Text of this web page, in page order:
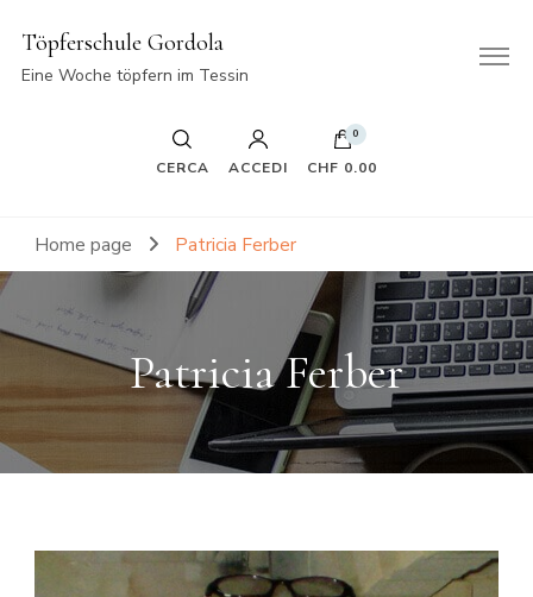
Töpferschule Gordola
Eine Woche töpfern im Tessin
CERCA ACCEDI
0
CHF 0.00
Home page Patricia Ferber
Patricia Ferber